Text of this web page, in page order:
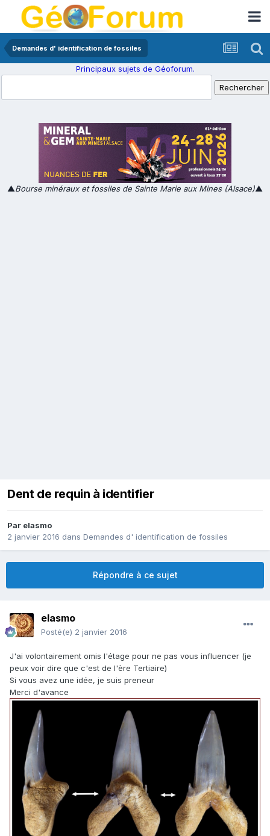
Demandes d' identification de fossiles
Principaux sujets de Géoforum.
▲Bourse minéraux et fossiles de Sainte Marie aux Mines (Alsace)▲
Dent de requin à identifier
Par elasmo
2 janvier 2016 dans Demandes d' identification de fossiles
Répondre à ce sujet
elasmo
Posté(e) 2 janvier 2016
J'ai volontairement omis l'étage pour ne pas vous influencer (je
peux voir dire que c'est de l'ère Tertiaire)
Si vous avez une idée, je suis preneur
Merci d'avance